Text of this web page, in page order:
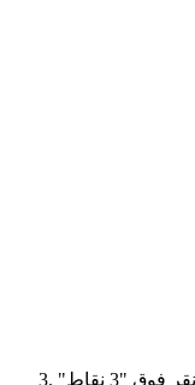
من قائمة التطبيقات المثبتة، انقر فوق "3 نقاط"